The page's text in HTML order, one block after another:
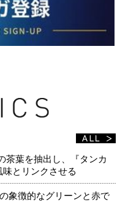
茶葉を抽出し、『タンカ
とリンクさせる
象徴的なグリーンと赤で